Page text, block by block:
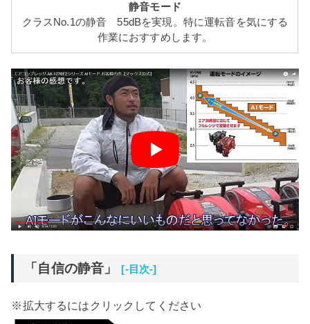
静音モード
クラスNo.1の静音 55dBを実現。特に運転音を気にする
作業におすすめします。
「自信の静音」 [-目次-]
※拡大するにはクリックしてください